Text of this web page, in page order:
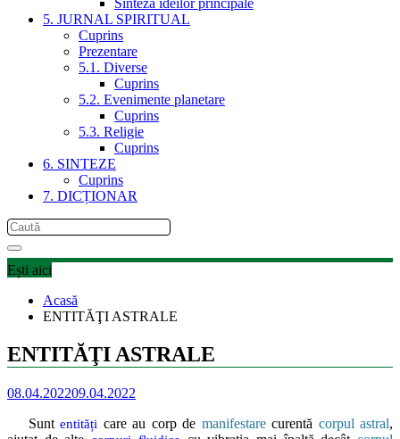
Sinteza ideilor principale
5. JURNAL SPIRITUAL
Cuprins
Prezentare
5.1. Diverse
Cuprins
5.2. Evenimente planetare
Cuprins
5.3. Religie
Cuprins
6. SINTEZE
Cuprins
7. DICȚIONAR
Ești aici
Acasă
ENTITĂŢI ASTRALE
ENTITĂŢI ASTRALE
08.04.202209.04.2022
Suntentități care au corp de manifestarecurentă corpul astral,